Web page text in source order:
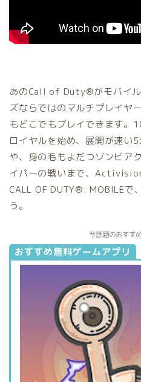
あのCall of Duty®がモバイ
ズならではのマルチプレイヤ
もどこでもプレイできます。
ロイヤルを始め、展開が速い5
や、身の毛もよだつゾンビア
イパーの戦いまで、
CALL OF DUTY®: MOBILEで
う。
今話題のおすす
おすすめ無料ゲームアプリ